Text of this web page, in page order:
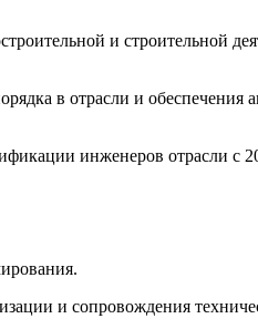
и строительной
в отрасли и
инженеров отрасли с
и сопровождения